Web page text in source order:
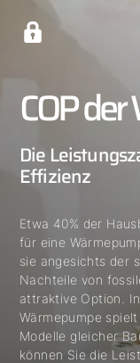
COP
Die
Effizienz
Etwa 40% der
für eine
sie angesichts der
Nachteile von
attraktive Option.
Wärmepumpe
Modelle gleicher
können Sie die